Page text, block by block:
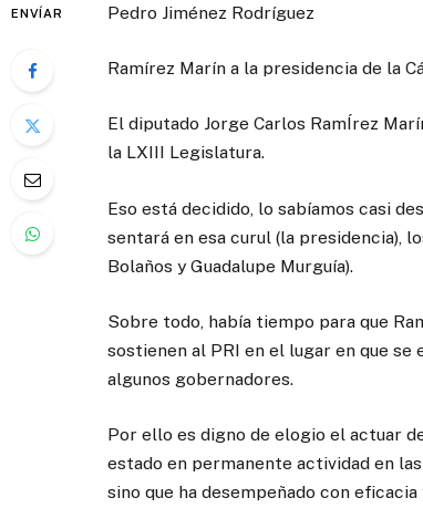
ENVÍAR Pedro Jiménez Rodríguez
Ramírez Marín a la presidencia de la
El diputado Jorge Carlos RamÍrez
la LXIII Legislatura.
Eso está decidido, lo sabíamos casi
sentará en esa curul (la presidencia),
Bolaños y Guadalupe Murguía).
Sobre todo, había tiempo para que
sostienen al PRI en el lugar en que
algunos gobernadores.
Por ello es digno de elogio el actuar
estado en permanente actividad en
sino que ha desempeñado con